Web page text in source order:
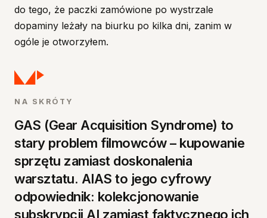
do tego, że paczki zamówione po wystrzale
dopaminy leżały na biurku po kilka dni, zanim w
ogóle je otworzyłem.
NA SKRÓTY
GAS (Gear Acquisition Syndrome) to
stary problem filmowców – kupowanie
sprzętu zamiast doskonalenia
warsztatu. AIAS to jego cyfrowy
odpowiednik: kolekcjonowanie
subskrypcji AI zamiast faktycznego ich